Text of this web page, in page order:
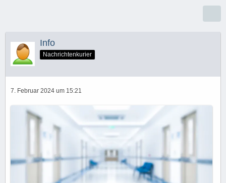
Info
Nachrichtenkurier
7. Februar 2024 um 15:21